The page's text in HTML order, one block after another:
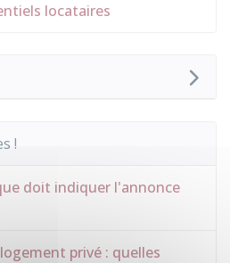
locataires
!
doit indiquer l'annonce
privé : quelles